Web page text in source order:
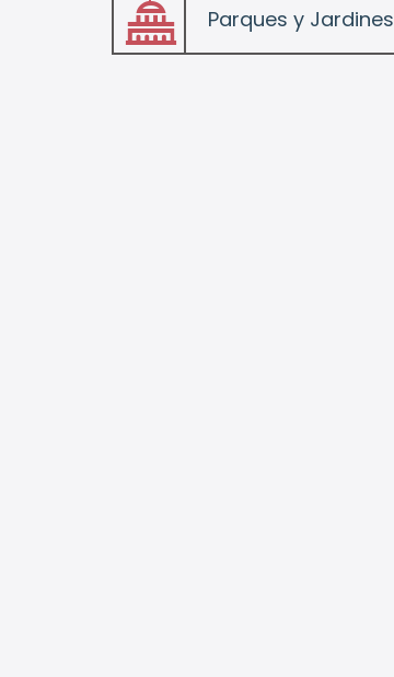
folder
Parques y Jardines